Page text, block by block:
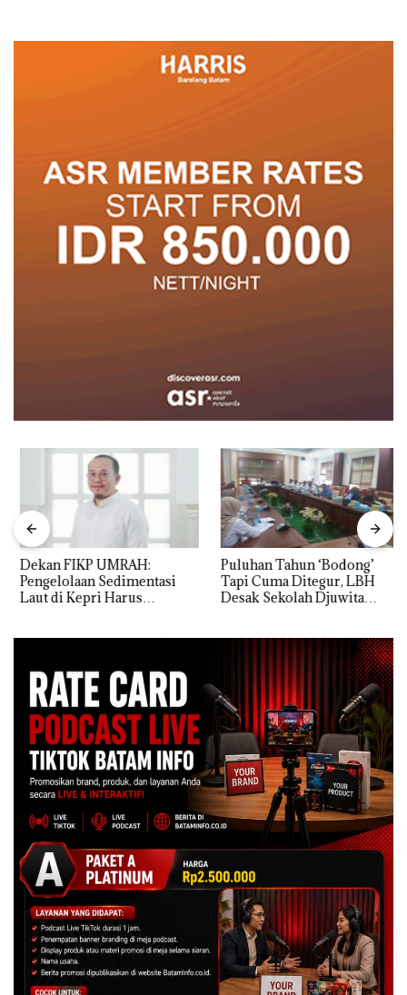
Dekan FIKP UMRAH:
Pengelolaan Sedimentasi
Laut di Kepri Harus
Puluhan Tahun ‘Bodong’
Tapi Cuma Ditegur, LBH
Desak Sekolah Djuwita